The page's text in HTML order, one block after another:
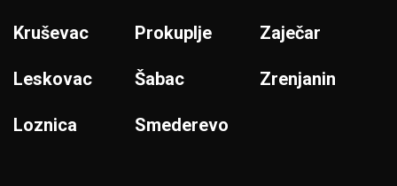
Kruševac
Leskovac
Loznica
Prokuplje
Šabac
Smederevo
Zaječar
Zrenjanin